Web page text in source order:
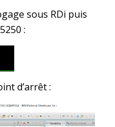
sous RDi puis
:
d’arrêt :